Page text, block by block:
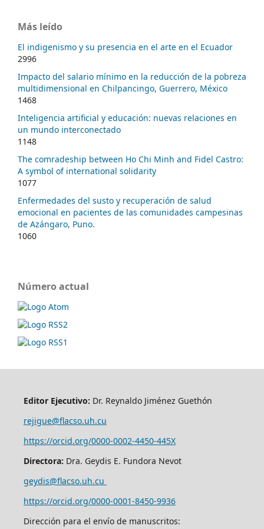
Más leído
El indigenismo y su presencia en el arte en el Ecuador
2996
Impacto del salario mínimo en la reducción de la pobreza
multidimensional en Chilpancingo, Guerrero, México
1468
Inteligencia artificial y educación: nuevas relaciones en
un mundo interconectado
1148
The comradeship between Ho Chi Minh and Fidel Castro:
A symbol of international solidarity
1077
Enfermedades del susto y recuperación de salud
emocional en pacientes de las comunidades campesinas
de Azángaro, Puno.
1060
Número actual
Editor Ejecutivo: Dr. Reynaldo Jiménez Guethón
rejigue@flacso.uh.cu
https://orcid.org/0000-0002-4450-445X
Directora: Dra. Geydis E. Fundora Nevot
geydis@flacso.uh.cu
https://orcid.org/0000-0001-8450-9936
Dirección para el envío de manuscritos: